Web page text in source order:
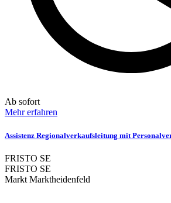
Ab sofort
Mehr erfahren
Assistenz Regionalverkaufsleitung mit
FRISTO SE
FRISTO SE
Markt Marktheidenfeld